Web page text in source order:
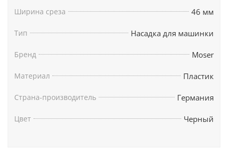
Ширина среза 46 мм
Тип Насадка для машинки
Бренд Moser
Материал Пластик
Страна-производитель Германия
Цвет Черный